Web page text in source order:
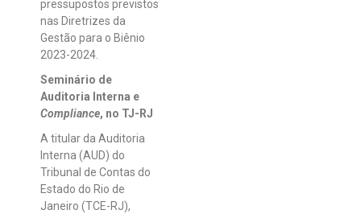
pressupostos previstos
nas Diretrizes da
Gestão para o Biênio
2023-2024.
Seminário de
Auditoria Interna e
Compliance, no TJ-RJ
A titular da Auditoria
Interna (AUD) do
Tribunal de Contas do
Estado do Rio de
Janeiro (TCE-RJ),